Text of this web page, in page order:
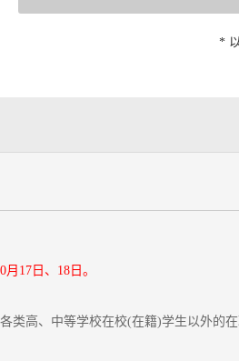
*
17日、18日。
类高、中等学校在校(在籍)学生以外的